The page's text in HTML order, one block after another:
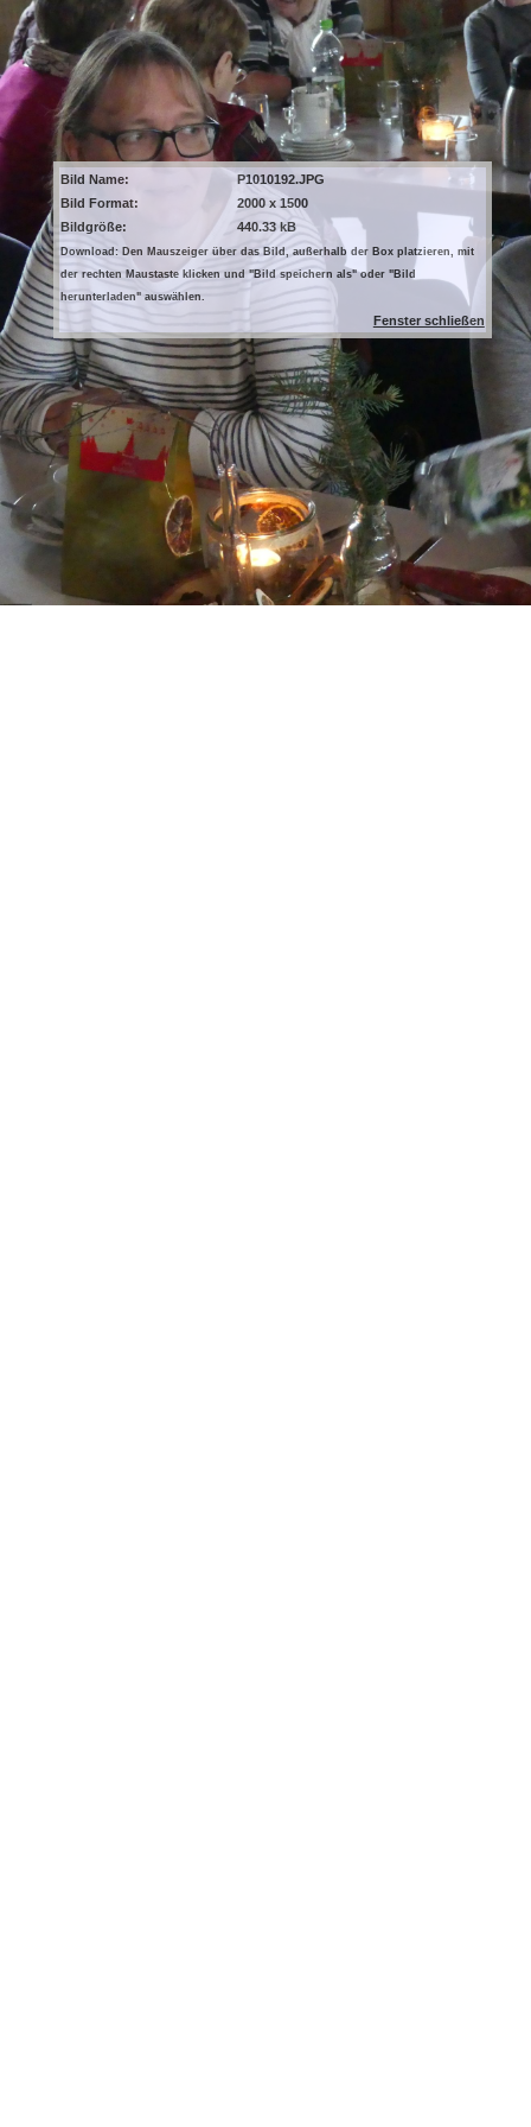
Bild Name:
P1010192.JPG
Bild Format:
2000 x 1500
Bildgröße:
440.33 kB
Download: Den Mauszeiger über das Bild, außerhalb der Box platzieren, mit
der rechten Maustaste klicken und "Bild speichern als" oder "Bild
herunterladen" auswählen.
Fenster schließen